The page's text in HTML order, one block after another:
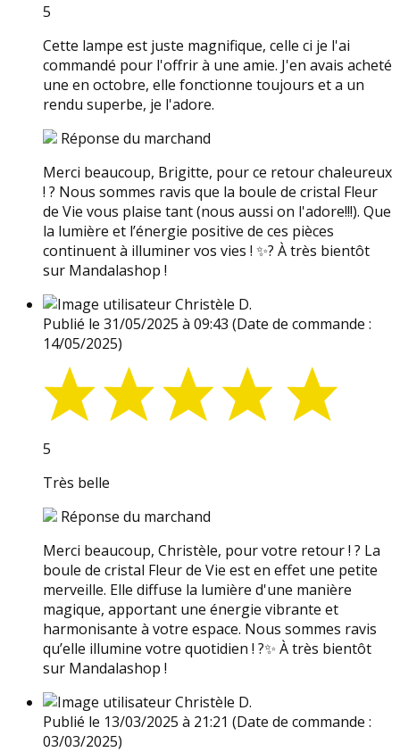
5
Cette lampe est juste magnifique, celle ci je l'ai
commandé pour l'offrir à une amie. J'en avais acheté
une en octobre, elle fonctionne toujours et a un
rendu superbe, je l'adore.
Réponse du marchand
Merci beaucoup, Brigitte, pour ce retour chaleureux
! ? Nous sommes ravis que la boule de cristal Fleur
de Vie vous plaise tant (nous aussi on l'adore!!!). Que
la lumière et l’énergie positive de ces pièces
continuent à illuminer vos vies ! ✨? À très bientôt
sur Mandalashop !
Christèle D.
Publié le 31/05/2025 à 09:43 (Date de commande :
14/05/2025)
5
Très belle
Réponse du marchand
Merci beaucoup, Christèle, pour votre retour ! ? La
boule de cristal Fleur de Vie est en effet une petite
merveille. Elle diffuse la lumière d'une manière
magique, apportant une énergie vibrante et
harmonisante à votre espace. Nous sommes ravis
qu’elle illumine votre quotidien ! ?✨ À très bientôt
sur Mandalashop !
Christèle D.
Publié le 13/03/2025 à 21:21 (Date de commande :
03/03/2025)